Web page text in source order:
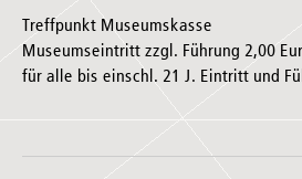
Treffpunkt Museumskasse
Museumseintritt zzgl. Führung 2,00
für alle bis einschl. 21 J. Eintritt und